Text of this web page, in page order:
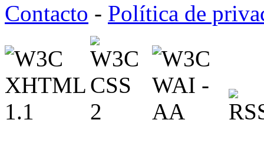
Contacto - Política de